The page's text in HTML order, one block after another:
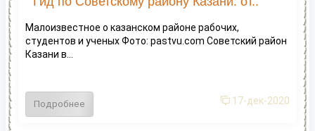
Малоизвестное о казанском районе рабочих,
студентов и ученых Фото: pastvu.com Советский район
Казани в...
Подробнее 17-дек-2020